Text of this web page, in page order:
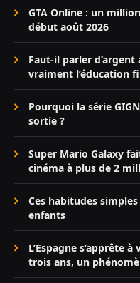
GTA Online : un
début août 2026
Faut-il parler d’argent
vraiment l’éducation
Pourquoi la série
sortie ?
Super Mario Galaxy
cinéma à plus de 2
Ces habitudes
enfants
L’Espagne s’apprête
trois ans, un